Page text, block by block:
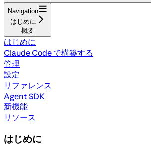
Navigation
はじめに
概要
はじめに
Claude Code で構築する
管理
設定
リファレンス
Agent SDK
新機能
リソース
はじめに